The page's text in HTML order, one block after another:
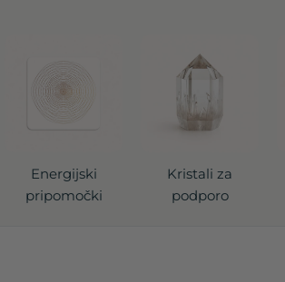
Energijski
pripomočki
Kristali za
podporo